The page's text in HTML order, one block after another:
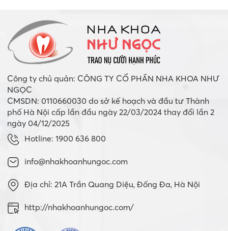
Công ty chủ quản: CÔNG TY CỔ PHẦN NHA KHOA NHƯ
NGỌC
CMSDN: 0110660030 do sở kế hoạch và đầu tư Thành
phố Hà Nội cấp lần đầu ngày 22/03/2024 thay đổi lần 2
ngày 04/12/2025
Hotline: 1900 636 800
info@nhakhoanhungoc.com
Địa chỉ: 21A Trần Quang Diệu, Đống Đa, Hà Nội
http://nhakhoanhungoc.com/